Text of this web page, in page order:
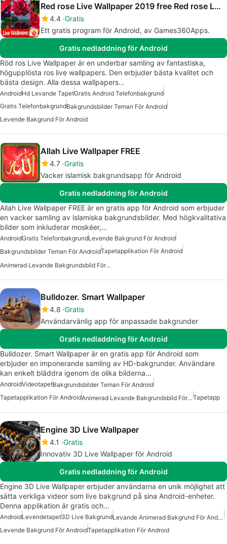
Red rose Live Wallpaper 2019 free Red rose LWP
4.4 Gratis
Ett gratis program för Android, av Games360Apps.
Gratis nedladdning för Android
Röd ros Live Wallpaper är en underbar samling av fantastiska,
högupplösta ros live wallpapers. Den erbjuder bästa kvalitet och
bästa design. Alla dessa wallpapers…
AndroidHd Levande TapetGratis Android Telefonbakgrund
Gratis TelefonbakgrundBakgrundsbilder Teman För Android
Levende Bakgrund För Android
Allah Live Wallpaper FREE
4.7 Gratis
Vacker islamisk bakgrundsapp för Android
Gratis nedladdning för Android
Allah Live Wallpaper FREE är en gratis app för Android som erbjuder
en vacker samling av islamiska bakgrundsbilder. Med högkvalitativa
bilder som inkluderar moskéer,…
AndroidGratis TelefonbakgrundLevende Bakgrund För Android
Bakgrundsbilder Teman För AndroidTapetapplikation För Android
Animerad Levande Bakgrundsbild För Android
Bulldozer. Smart Wallpaper
4.8 Gratis
Användarvänlig app för anpassade bakgrunder
Gratis nedladdning för Android
Bulldozer. Smart Wallpaper är en gratis app för Android som
erbjuder en imponerande samling av HD-bakgrunder. Användare
kan enkelt bläddra igenom de olika bilderna…
AndroidVideotapetBakgrundsbilder Teman För Android
Tapetapplikation För Android
Animerad Levande Bakgrundsbild För AndroidTapetapp
Engine 3D Live Wallpaper
4.1 Gratis
Innovativ 3D Live Wallpaper för Android
Gratis nedladdning för Android
Engine 3D Live Wallpaper erbjuder användarna en unik möjlighet att
sätta verkliga videor som live bakgrund på sina Android-enheter.
Denna applikation är gratis och…
AndroidLevendetapet3D Live Bakgrund
Levande Animerad Bakgrund För Android
Levende Bakgrund För AndroidTapetapplikation För Android